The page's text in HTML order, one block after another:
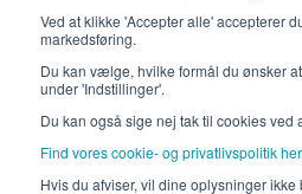
Ved at klikke 'Accepter alle' accepterer
markedsføring.
Du kan vælge, hvilke formål du ønsker
under 'Indstillinger'.
Du kan også sige nej tak til cookies ved
Find vores cookie- og privatlivspolitik her.
Hvis du afviser, vil dine oplysninger
Kontakt Redia support tlf.: +45